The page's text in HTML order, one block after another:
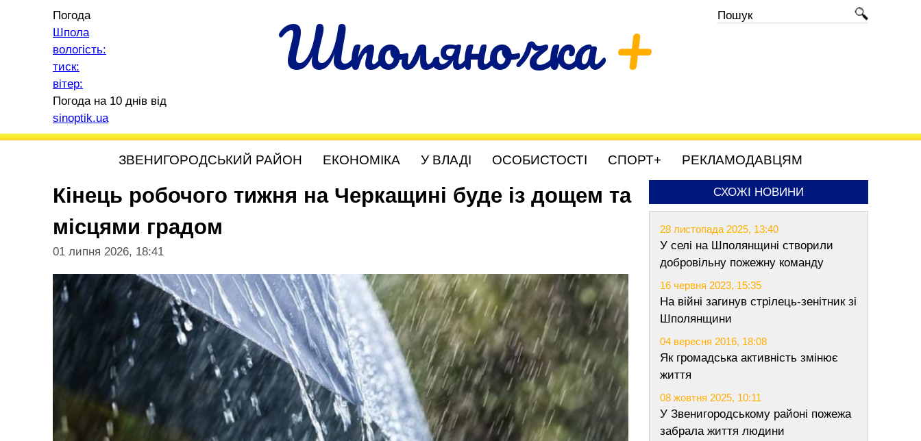
Шполяночка+
Погода
Шпола
вологість:
тиск:
вітер:
Погода на 10 днів від
sinoptik.ua
ЗВЕНИГОРОДСЬКИЙ РАЙОН ЕКОНОМІКА У ВЛАДІ ОСОБИСТОСТІ СПОРТ+ РЕКЛАМОДАВЦЯМ
Кінець робочого тижня на Черкащині буде із дощем та
місцями градом
01 липня 2026, 18:41
СХОЖІ НОВИНИ
28 листопада 2025, 13:40
У селі на Шполянщині створили
добровільну пожежну команду
16 червня 2023, 15:35
На війні загинув стрілець-зенітник зі
Шполянщини
04 вересня 2016, 18:08
Як громадська активність змінює
життя
08 жовтня 2025, 10:11
У Звенигородському районі пожежа
забрала життя людини